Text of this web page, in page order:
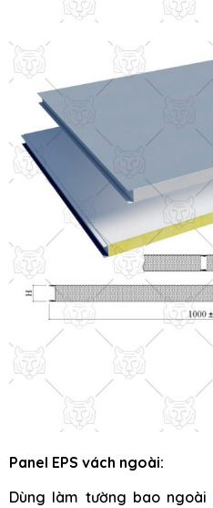
Panel EPS vách ngoài:
Dùng làm tường bao ngoài